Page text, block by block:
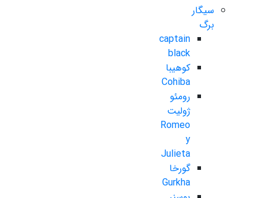
سیگار
برگ
captain
black
کوهیبا
Cohiba
رومئو
ژولیت
Romeo
y
Julieta
گورخا
Gurkha